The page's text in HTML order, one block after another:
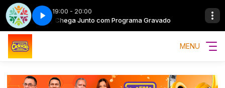
19:00 - 20:00
Chega Junto com Programa Gravado
MENU